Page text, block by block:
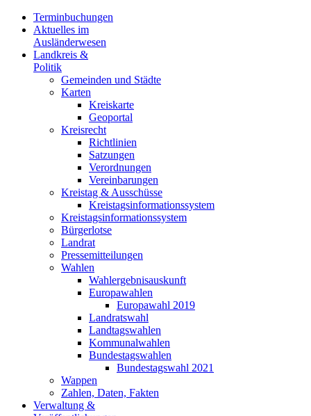
Terminbuchungen
Aktuelles im
Ausländerwesen
Landkreis &
Politik
Gemeinden und Städte
Karten
Kreiskarte
Geoportal
Kreisrecht
Richtlinien
Satzungen
Verordnungen
Vereinbarungen
Kreistag & Ausschüsse
Kreistagsinformationssystem
Kreistagsinformationssystem
Bürgerlotse
Landrat
Pressemitteilungen
Wahlen
Wahlergebnisauskunft
Europawahlen
Europawahl 2019
Landratswahl
Landtagswahlen
Kommunalwahlen
Bundestagswahlen
Bundestagswahl 2021
Wappen
Zahlen, Daten, Fakten
Verwaltung &